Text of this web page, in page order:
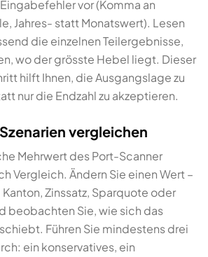
vor (Komma an
Jahres- statt Monatswert). Lesen
die einzelnen Teilergebnisse,
wo der grösste Hebel liegt. Dieser
hilft Ihnen, die Ausgangslage zu
nur die Endzahl zu akzeptieren.
vergleichen
Mehrwert des Port-Scanner
Vergleich. Ändern Sie einen Wert –
Zinssatz, Sparquote oder
beobachten Sie, wie sich das
Führen Sie mindestens drei
ein konservatives, ein